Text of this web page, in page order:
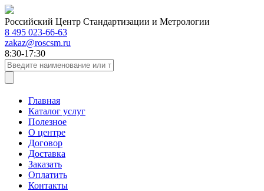
Российский Центр Стандартизации и Метрологии
8 495 023-66-63
zakaz@roscsm.ru
8:30-17:30
Главная
Каталог услуг
Полезное
О центре
Договор
Доставка
Заказать
Оплатить
Контакты